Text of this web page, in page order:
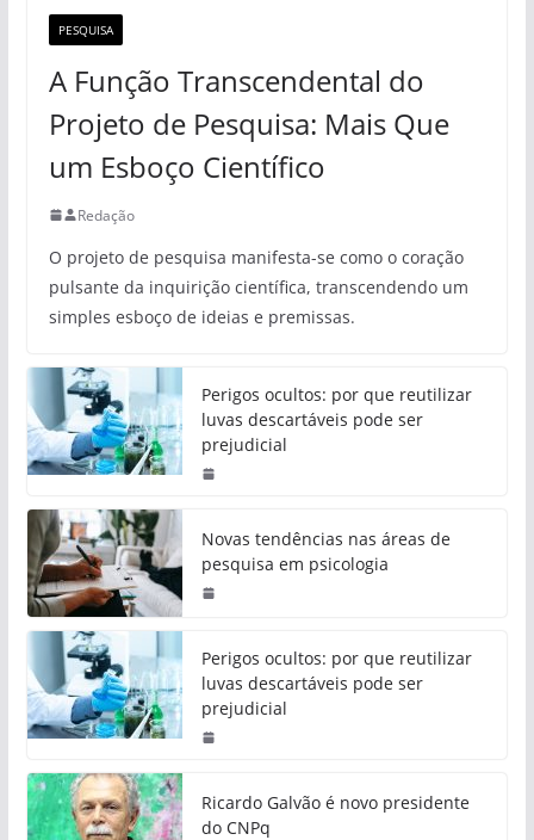
PESQUISA
A Função Transcendental do
Projeto de Pesquisa: Mais Que
um Esboço Científico
Redação
O projeto de pesquisa manifesta-se como o coração
pulsante da inquirição científica, transcendendo um
simples esboço de ideias e premissas.
Perigos ocultos: por que reutilizar
luvas descartáveis pode ser
prejudicial
Novas tendências nas áreas de
pesquisa em psicologia
Perigos ocultos: por que reutilizar
luvas descartáveis pode ser
prejudicial
Ricardo Galvão é novo presidente
do CNPq